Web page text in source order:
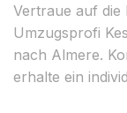
Vertraue auf die
Umzugsprofi
nach Almere.
erhalte ein